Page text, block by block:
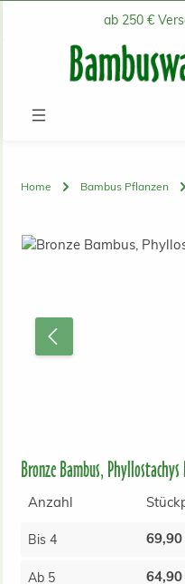
Zum Hauptinhalt springen
ab 250 €
Home Bambus Pflanzen
Bildergalerie überspringen
Bronze Bambus,
Anzahl
Bis 4 69,90
Ab 5 64,90